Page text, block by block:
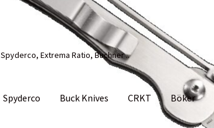
Spyderco, Extrema Ratio, Buchner ..
Spyderco Buck Knives CRKT Böker